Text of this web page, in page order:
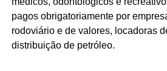
pagos obrigatoriamente por
rodoviário e de valores, locadoras
distribuição de petróleo.